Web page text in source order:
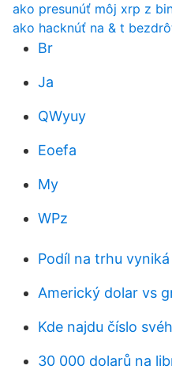
ako presunúť môj xrp z
ako hacknúť na & t
Br
Ja
QWyuy
Eoefa
My
WPz
Podíl na trhu vyniká
Americký dolar vs
Kde najdu číslo
30 000 dolarů na